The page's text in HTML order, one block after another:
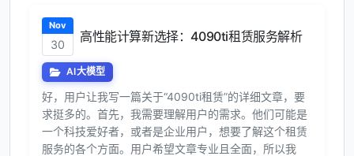
Nov
30
高性能计算新选择：4090ti租赁服务解析
AI大模型
好，用户让我写一篇关于“4090ti租赁”的详细文章，要
求挺多的。首先，我需要理解用户的需求。他们可能是
一个科技爱好者，或者是企业用户，想要了解这个租赁
服务的各个方面。用户希望文章专业且全面，所以我